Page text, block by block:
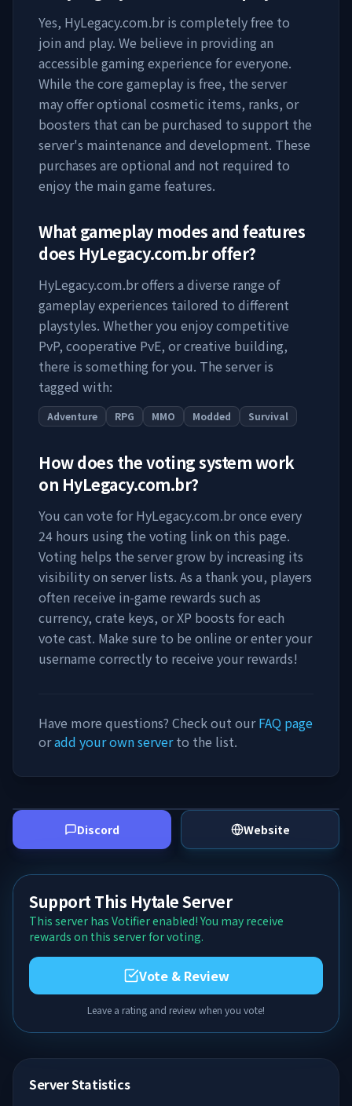
Yes, HyLegacy.com.bris completely free to
join and play. We believe in providing an
accessible gaming experience for everyone.
While the core gameplay is free, the server
may offer optional cosmetic items, ranks, or
boosters that can be purchased to support the
server's maintenance and development. These
purchases are optional and not required to
enjoy the main game features.
What gameplay modes and features
does HyLegacy.com.broffer?
HyLegacy.com.broffers a diverse range of
gameplay experiences tailored to different
playstyles. Whether you enjoy competitive
PvP, cooperative PvE, or creative building,
there is something for you. The server is
tagged with:
Adventure RPG MMO Modded Survival
How does the voting system work
on HyLegacy.com.br?
You can vote forHyLegacy.com.bronce every
24 hours using the voting link on this page.
Voting helps the server grow by increasing its
visibility on server lists. As a thank you, players
often receive in-game rewards such as
currency, crate keys, or XP boosts for each
vote cast. Make sure to be online or enter your
username correctly to receive your rewards!
Have more questions? Check out ourFAQ page
oradd your own serverto the list.
Discord Website
Support This Hytale Server
This server has Votifier enabled! You may receive
rewards on this server for voting.
Vote & Review
Leave a rating and review when you vote!
Server Statistics